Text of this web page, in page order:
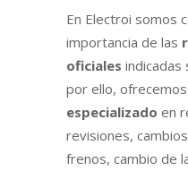
En Electroi somos
importancia de las
oficiales indicadas
por ello, ofrecemos
especializado en
revisiones,
frenos, cambio de